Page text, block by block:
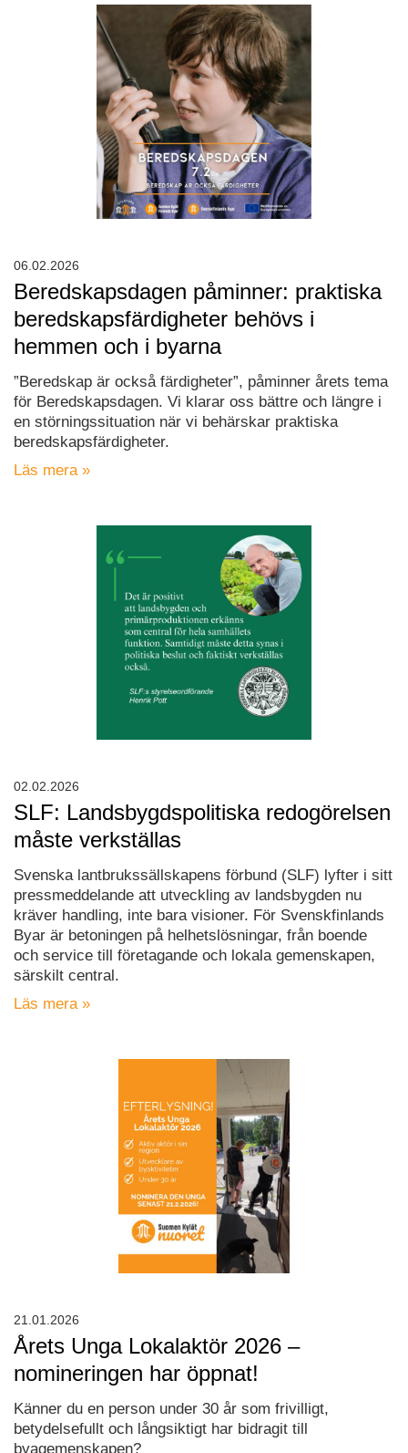
Beredskapsdagen påminner: praktiska
beredskapsfärdigheter behövs i
hemmen och i byarna
”Beredskap är också färdigheter”, påminner årets tema
för Beredskapsdagen. Vi klarar oss bättre och längre i
en störningssituation när vi behärskar praktiska
beredskapsfärdigheter.
Läs mera »
06.02.2026
SLF: Landsbygdspolitiska redogörelsen
måste verkställas
Svenska lantbrukssällskapens förbund (SLF) lyfter i sitt
pressmeddelande att utveckling av landsbygden nu
kräver handling, inte bara visioner. För Svenskfinlands
Byar är betoningen på helhetslösningar, från boende
och service till företagande och lokala gemenskapen,
särskilt central.
Läs mera »
02.02.2026
Årets Unga Lokalaktör 2026 –
nomineringen har öppnat!
Känner du en person under 30 år som frivilligt,
betydelsefullt och långsiktigt har bidragit till
byagemenskapen?
21.01.2026